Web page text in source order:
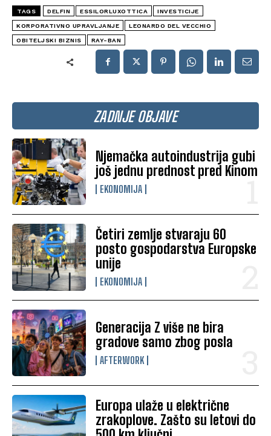
ZADNJE OBJAVE
Njemačka autoindustrija gubi
još jednu prednost pred Kinom
EKONOMIJA
Četiri zemlje stvaraju 60
posto gospodarstva Europske
unije
EKONOMIJA
Generacija Z više ne bira
gradove samo zbog posla
AFTERWORK
Europa ulaže u električne
zrakoplove. Zašto su letovi do
TAGS DELFIN ESSILORLUXOTTICA INVESTICIJE
KORPORATIVNO UPRAVLJANJE LEONARDO DEL VECCHIO
OBITELJSKI BIZNIS RAY-BAN